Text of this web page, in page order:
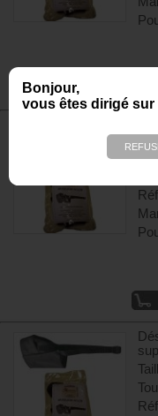
Bonjour,
vous êtes dirigé